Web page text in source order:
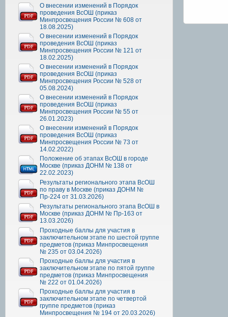
О внесении изменений в Порядок
проведения ВсОШ (приказ
Минпросвещения России № 608 от
18.08.2025)
О внесении изменений в Порядок
проведения ВсОШ (приказ
Минпросвещения России № 121 от
18.02.2025)
О внесении изменений в Порядок
проведения ВсОШ (приказ
Минпросвещения России № 528 от
05.08.2024)
О внесении изменений в Порядок
проведения ВсОШ (приказ
Минпросвещения России № 55 от
26.01.2023)
О внесении изменений в Порядок
проведения ВсОШ (приказ
Минпросвещения России № 73 от
14.02.2022)
Положение об этапах ВсОШ в городе
Москве (приказ ДОНМ № 138 от
22.02.2023)
Результаты регионального этапа ВсОШ
по праву в Москве (приказ ДОНМ №
Пр-224 от 31.03.2026)
Результаты регионального этапа ВсОШ в
Москве (приказ ДОНМ № Пр-163 от
13.03.2026)
Проходные баллы для участия в
заключительном этапе по шестой группе
предметов (приказ Минпросвещения
№ 235 от 03.04.2026)
Проходные баллы для участия в
заключительном этапе по пятой группе
предметов (приказ Минпросвещения
№ 222 от 01.04.2026)
Проходные баллы для участия в
заключительном этапе по четвертой
группе предметов (приказ
Минпросвещения № 194 от 20.03.2026)